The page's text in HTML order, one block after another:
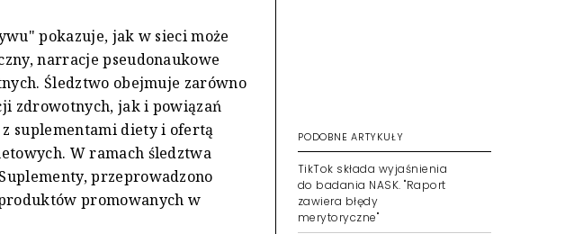
pokazuje, jak w sieci może
narracje pseudonaukowe
Śledztwo obejmuje zarówno
zdrowotnych, jak i powiązań
suplementami diety i ofertą
W ramach śledztwa
przeprowadzono
promowanych w
PODOBNE ARTYKUŁY
TikTok składa wyjaśnienia
do badania NASK. "Raport
zawiera błędy
merytoryczne"